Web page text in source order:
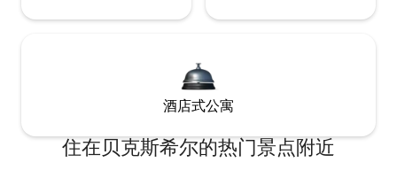
酒店式公寓
住在贝克斯希尔的热门景点附近